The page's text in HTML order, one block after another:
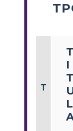
T
T
I
T
L